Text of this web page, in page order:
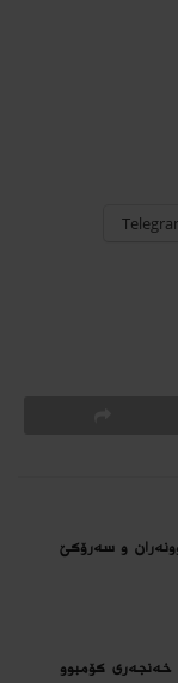
و سه‌رۆكێ
كۆمبوو